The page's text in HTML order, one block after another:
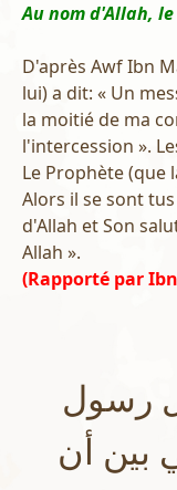
Au nom d'Allah,
D'après Awf Ibn
lui) a dit: « Un
la moitié de ma
l'intercession ».
Le Prophète (que
Alors il se sont
d'Allah et Son
Allah ».
(Rapporté par
رسول
بين أن